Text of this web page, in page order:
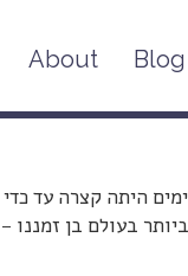
About Blog
היתה קצרה עד כדי
בעולם בן זמננו